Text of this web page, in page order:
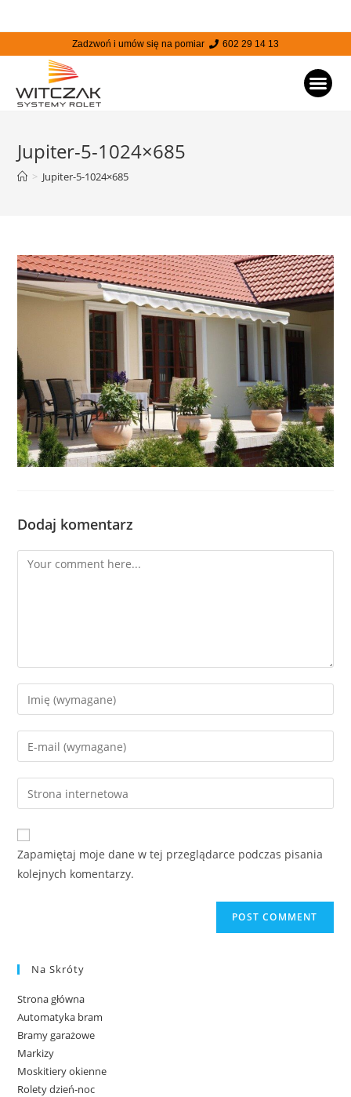
Zadzwoń i umów się na pomiar 602 29 14 13
Jupiter-5-1024×685
> Jupiter-5-1024×685
Dodaj komentarz
Zapamiętaj moje dane w tej przeglądarce podczas pisania
kolejnych komentarzy.
Na Skróty
Strona główna
Automatyka bram
Bramy garażowe
Markizy
Moskitiery okienne
Rolety dzień-noc